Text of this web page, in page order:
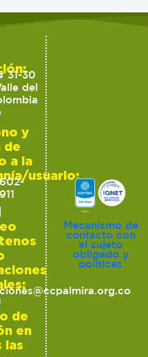
31-30
del
y
de
a la
usuario:
de
en
las
Mecanismo de
contacto con
el sujeto
obligado y
políticas